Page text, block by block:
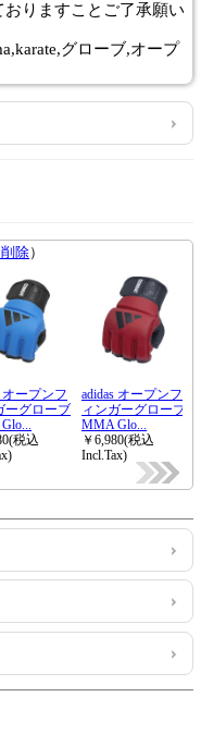
りますことご了承願い
グローブ,オープ